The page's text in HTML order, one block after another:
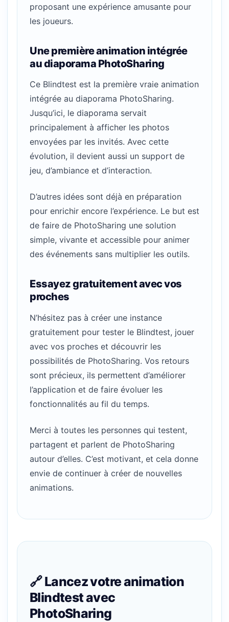
proposant une expérience amusante pour
les joueurs.
Une première animation intégrée
au diaporama PhotoSharing
Ce Blindtest est la première vraie animation
intégrée au diaporama PhotoSharing.
Jusqu’ici, le diaporama servait
principalement à afficher les photos
envoyées par les invités. Avec cette
évolution, il devient aussi un support de
jeu, d’ambiance et d’interaction.
D’autres idées sont déjà en préparation
pour enrichir encore l’expérience. Le but est
de faire de PhotoSharing une solution
simple, vivante et accessible pour animer
des événements sans multiplier les outils.
Essayez gratuitement avec vos
proches
N’hésitez pas à créer une instance
gratuitement pour tester le Blindtest, jouer
avec vos proches et découvrir les
possibilités de PhotoSharing. Vos retours
sont précieux, ils permettent d’améliorer
l’application et de faire évoluer les
fonctionnalités au fil du temps.
Merci à toutes les personnes qui testent,
partagent et parlent de PhotoSharing
autour d’elles. C’est motivant, et cela donne
envie de continuer à créer de nouvelles
animations.
🔗 Lancez votre animation
Blindtest avec
PhotoSharing